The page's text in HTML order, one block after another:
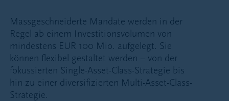
Massgeschneiderte Mandate werden in der
Regel ab einem Investitionsvolumen von
mindestens EUR 100 Mio. aufgelegt. Sie
können flexibel gestaltet werden – von der
fokussierten Single-Asset-Class-Strategie bis
hin zu einer diversifizierten Multi-Asset-Class-
Strategie.